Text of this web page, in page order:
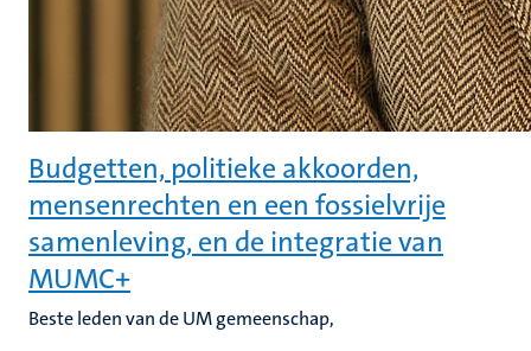
Budgetten, politieke akkoorden,
mensenrechten en een fossielvrije
samenleving, en de integratie van
MUMC+
Beste leden van de UM gemeenschap,